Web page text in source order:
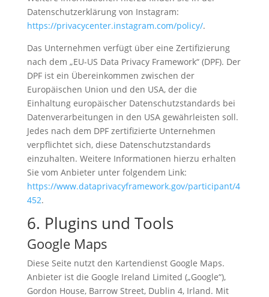
Datenschutzerklärung von Instagram:
https://privacycenter.instagram.com/policy/.
Das Unternehmen verfügt über eine Zertifizierung
nach dem „EU-US Data Privacy Framework“ (DPF). Der
DPF ist ein Übereinkommen zwischen der
Europäischen Union und den USA, der die
Einhaltung europäischer Datenschutzstandards bei
Datenverarbeitungen in den USA gewährleisten soll.
Jedes nach dem DPF zertifizierte Unternehmen
verpflichtet sich, diese Datenschutzstandards
einzuhalten. Weitere Informationen hierzu erhalten
Sie vom Anbieter unter folgendem Link:
https://www.dataprivacyframework.gov/participant/4
452.
6. Plugins und Tools
Google Maps
Diese Seite nutzt den Kartendienst Google Maps.
Anbieter ist die Google Ireland Limited („Google“),
Gordon House, Barrow Street, Dublin 4, Irland. Mit